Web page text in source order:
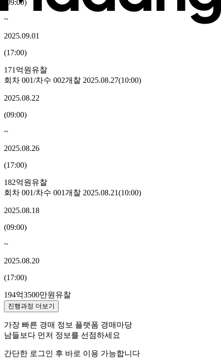
09:00)
~
2025.09.01
(17:00)
171억원 유찰
회차 001/차수 002개찰 2025.08.27(10:00)
2025.08.22
(09:00)
~
2025.08.26
(17:00)
182억원 유찰
회차 001/차수 001개찰 2025.08.21(10:00)
2025.08.18
(09:00)
~
2025.08.20
(17:00)
194억3500만원 유찰
진행과정 더보기
가장 빠른 경매 정보 플랫폼 경매마당
남들보다 먼저 정보를 선점하세요
간단한 로그인 후 바로 이용 가능합니다